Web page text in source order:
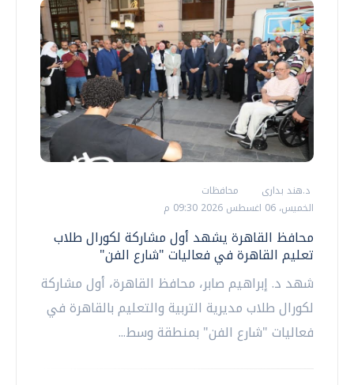
د.هند بدارى
محافظات
الخميس، 06 اغسطس 2026 09:30 م
محافظ القاهرة يشهد أول مشاركة لكورال طلاب
تعليم القاهرة في فعاليات "شارع الفن"
شهد د. إبراهيم صابر، محافظ القاهرة، أول مشاركة
لكورال طلاب مديرية التربية والتعليم بالقاهرة في
فعاليات "شارع الفن" بمنطقة وسط...